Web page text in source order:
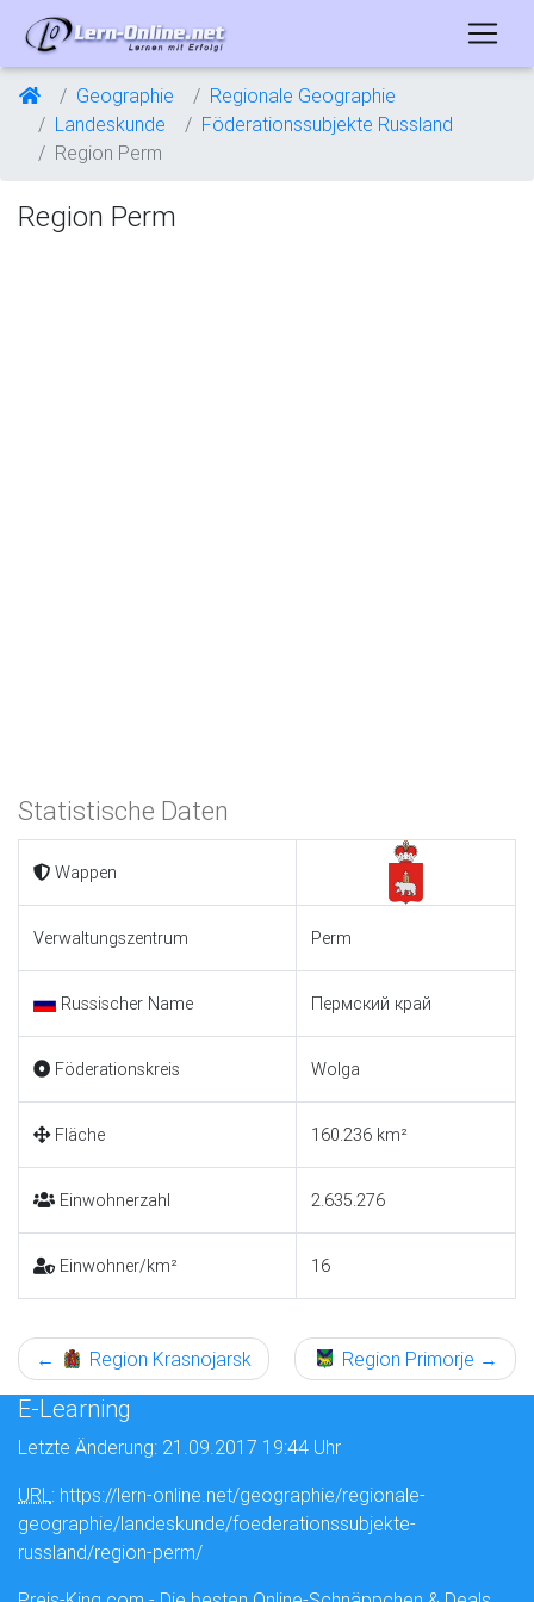
Geographie
Regionale Geographie
Landeskunde
Föderationssubjekte Russland
Region Perm
Region Perm
Statistische Daten
Wappen
Verwaltungszentrum Perm
Russischer Name Пермский край
Föderationskreis Wolga
Fläche 160.236 km²
Einwohnerzahl 2.635.276
Einwohner/km² 16
← Region Krasnojarsk Region Primorje →
E-Learning
Letzte Änderung: 21.09.2017 19:44 Uhr
URL: https://lern-online.net/geographie/regionale-
geographie/landeskunde/foederationssubjekte-
russland/region-perm/